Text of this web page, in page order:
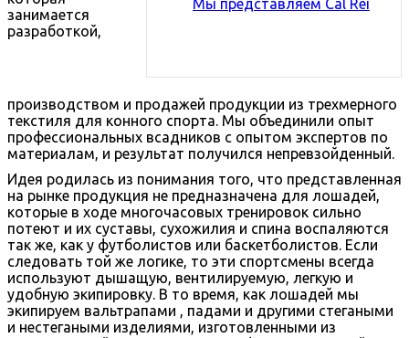
занимается
разработкой,
производством и продажей продукции из трехмерного
текстиля для конного спорта. Мы объединили опыт
профессиональных всадников с опытом экспертов по
материалам, и результат получился непревзойденный.
Идея родилась из понимания того, что представленная
на рынке продукция не предназначена для лошадей,
которые в ходе многочасовых тренировок сильно
потеют и их суставы, сухожилия и спина воспаляются
так же, как у футболистов или баскетболистов. Если
следовать той же логике, то эти спортсмены всегда
используют дышащую, вентилируемую, легкую и
удобную экипировку. В то время, как лошадей мы
экипируем вальтрапами , падами и другими стегаными
и нестегаными изделиями, изготовленными из